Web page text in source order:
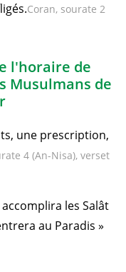
Coran, sourate 2
l'horaire de
Musulmans de
une prescription,
4 (An-Nisa), verset
les Salât
au Paradis »